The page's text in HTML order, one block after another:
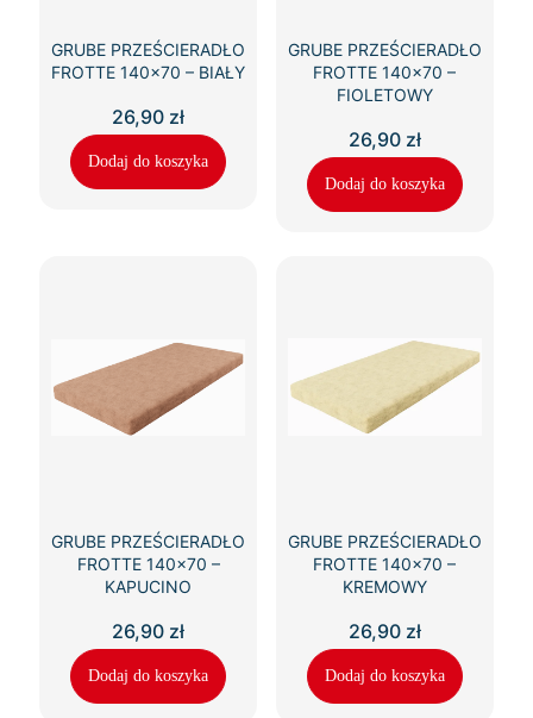
GRUBE PRZEŚCIERADŁO
FROTTE 140×70 – BIAŁY
26,90 zł
Dodaj do koszyka
GRUBE PRZEŚCIERADŁO
FROTTE 140×70 –
FIOLETOWY
26,90 zł
Dodaj do koszyka
GRUBE PRZEŚCIERADŁO
FROTTE 140×70 –
KAPUCINO
26,90 zł
Dodaj do koszyka
GRUBE PRZEŚCIERADŁO
FROTTE 140×70 –
KREMOWY
26,90 zł
Dodaj do koszyka